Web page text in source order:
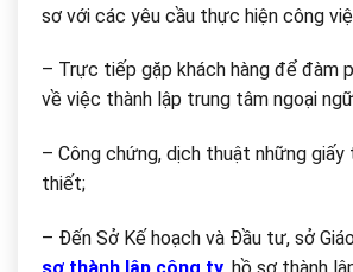
sơ với các yêu cầu thực hiện công
– Trực tiếp gặp khách hàng để đàm
về việc thành lập trung tâm ngoại
– Công chứng, dịch thuật những giấy
thiết;
– Đến Sở Kế hoạch và Đầu tư, sở